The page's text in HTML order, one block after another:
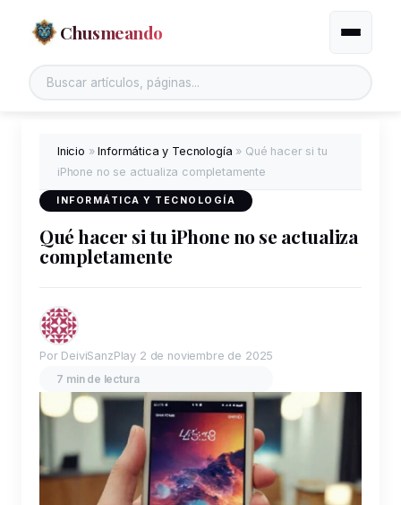
Chusmeando
Buscar en el sitio
Alternar
Inicio »Informática y Tecnología » Qué hacer si tu
iPhone no se actualiza completamente
INFORMÁTICA Y TECNOLOGÍA
Qué hacer si tu iPhone no se actualiza
completamente
Por DeiviSanzPlay 2 de noviembre de 2025
7 min de lectura